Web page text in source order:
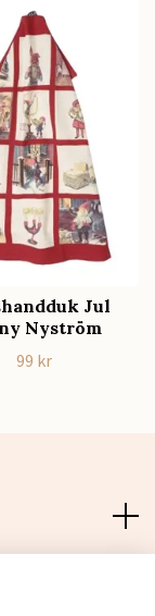
Jul
Nyström
99 kr